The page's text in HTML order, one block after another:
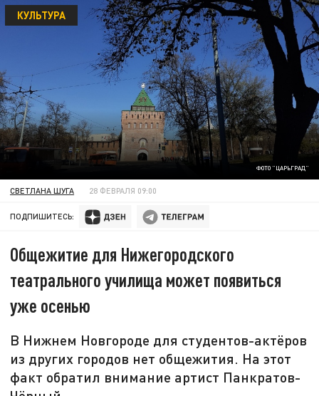
ФОТО "ЦАРЬГРАД"
КУЛЬТУРА
СВЕТЛАНА ШУГА 28 ФЕВРАЛЯ 09:00
ПОДПИШИТЕСЬ:
Общежитие для Нижегородского
театрального училища может появиться
уже осенью
В Нижнем Новгороде для студентов-актёров
из других городов нет общежития. На этот
факт обратил внимание артист Панкратов-